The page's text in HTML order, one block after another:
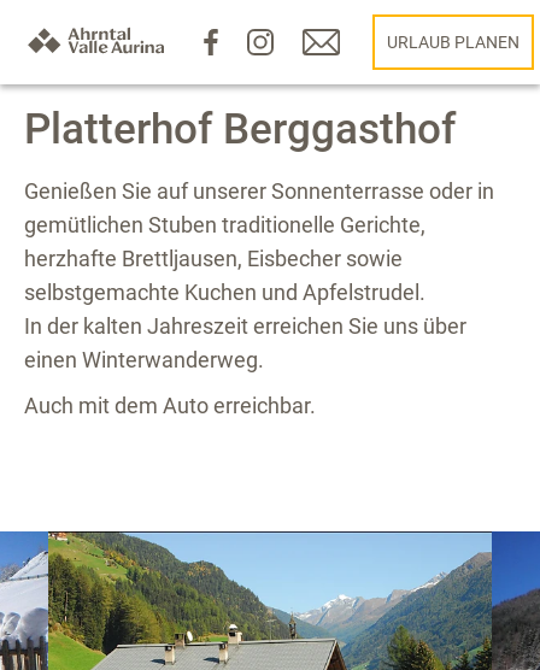
URLAUB PLANEN
Platterhof Berggasthof
Genießen Sie auf unserer Sonnenterrasse oder in
gemütlichen Stuben traditionelle Gerichte,
herzhafte Brettljausen, Eisbecher sowie
selbstgemachte Kuchen und Apfelstrudel.
In der kalten Jahreszeit erreichen Sie uns über
einen Winterwanderweg.
Auch mit dem Auto erreichbar.